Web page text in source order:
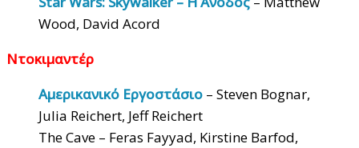
Wood, David Acord
Ντοκιμαντέρ
Αμερικανικό Εργοστάσιο – Steven Bognar,
Julia Reichert, Jeff Reichert
The Cave – Feras Fayyad, Kirstine Barfod,